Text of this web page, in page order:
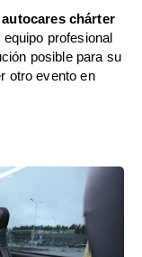
autocares chárter
profesional
posible para su
otro evento en